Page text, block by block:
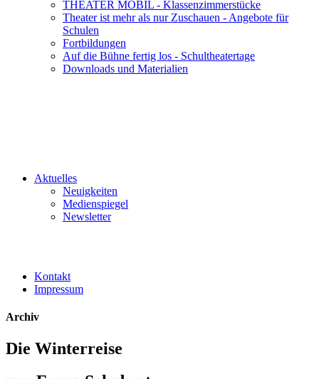
THEATER MOBIL - Klassenzimmerstücke
Theater ist mehr als nur Zuschauen - Angebote für
Schulen
Fortbildungen
Auf die Bühne fertig los - Schultheatertage
Downloads und Materialien
Aktuelles
Neuigkeiten
Medienspiegel
Newsletter
Kontakt
Impressum
Archiv
Die Winterreise